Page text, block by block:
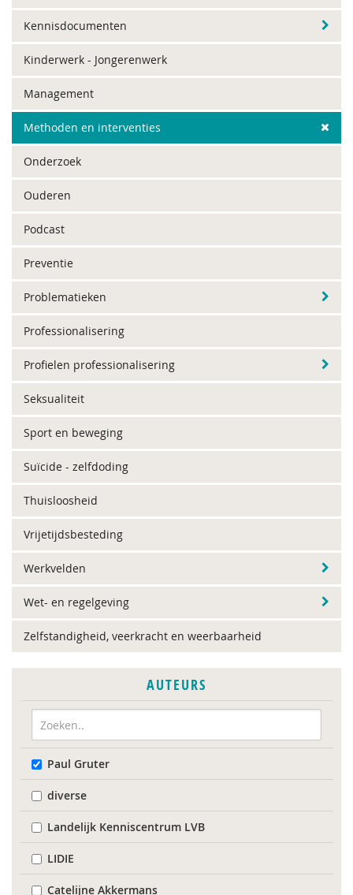
Kennisdocumenten
Kinderwerk - Jongerenwerk
Management
Methoden en interventies
Onderzoek
Ouderen
Podcast
Preventie
Problematieken
Professionalisering
Profielen professionalisering
Seksualiteit
Sport en beweging
Suïcide - zelfdoding
Thuisloosheid
Vrijetijdsbesteding
Werkvelden
Wet- en regelgeving
Zelfstandigheid, veerkracht en weerbaarheid
AUTEURS
Paul Gruter
diverse
Landelijk Kenniscentrum LVB
LIDIE
Catelijne Akkermans